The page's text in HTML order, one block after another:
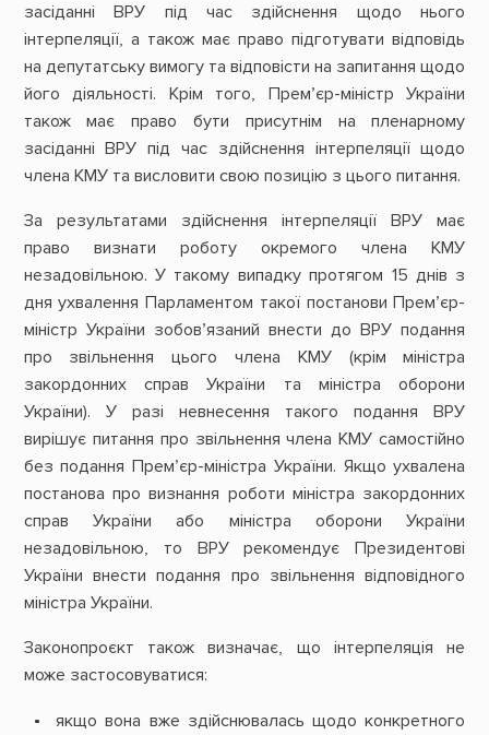
засіданні ВРУ під час здійснення щодо нього
інтерпеляції, а також має право підготувати відповідь
на депутатську вимогу та відповісти на запитання щодо
його діяльності. Крім того, Прем’єр-міністр України
також має право бути присутнім на пленарному
засіданні ВРУ під час здійснення інтерпеляції щодо
члена КМУ та висловити свою позицію з цього питання.
За результатами здійснення інтерпеляції ВРУ має
право визнати роботу окремого члена КМУ
незадовільною. У такому випадку протягом 15 днів з
дня ухвалення Парламентом такої постанови Прем’єр-
міністр України зобов’язаний внести до ВРУ подання
про звільнення цього члена КМУ (крім міністра
закордонних справ України та міністра оборони
України). У разі невнесення такого подання ВРУ
вирішує питання про звільнення члена КМУ самостійно
без подання Прем’єр-міністра України. Якщо ухвалена
постанова про визнання роботи міністра закордонних
справ України або міністра оборони України
незадовільною, то ВРУ рекомендує Президентові
України внести подання про звільнення відповідного
міністра України.
Законопроєкт також визначає, що інтерпеляція не
може застосовуватися:
якщо вона вже здійснювалась щодо конкретного